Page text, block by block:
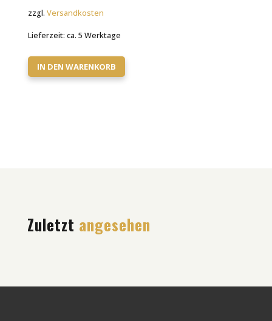
zzgl.Versandkosten
Lieferzeit:ca. 5 Werktage
IN DEN WARENKORB
Zuletzt angesehen